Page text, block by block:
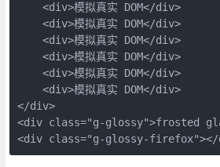
    <div>模拟真实 DOM</div>
    <div>模拟真实 DOM</div>
    <div>模拟真实 DOM</div>
    <div>模拟真实 DOM</div>
    <div>模拟真实 DOM</div>
    <div>模拟真实 DOM</div>
</div>
<div class="g-glossy">frosted